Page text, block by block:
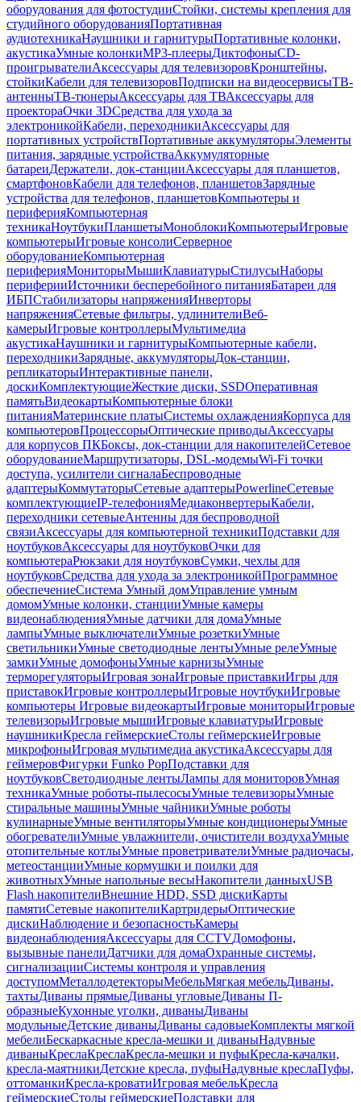
оборудования для фотостудииСтойки, системы крепления для
студийного оборудованияПортативная
аудиотехникаНаушники и гарнитурыПортативные колонки,
акустикаУмные колонкиMP3-плеерыДиктофоныCD-
проигрывателиАксессуары для телевизоровКронштейны,
стойкиКабели для телевизоровПодписки на видеосервисыТВ-
антенныТВ-тюнерыАксессуары для ТВАксессуары для
проектораОчки 3DСредства для ухода за
электроникойКабели, переходникиАксессуары для
портативных устройствПортативные аккумуляторыЭлементы
питания, зарядные устройстваАккумуляторные
батареиДержатели, док-станцииАксессуары для планшетов,
смартфоновКабели для телефонов, планшетовЗарядные
устройства для телефонов, планшетовКомпьютеры и
периферияКомпьютерная
техникаНоутбукиПланшетыМоноблокиКомпьютерыИгровые
компьютерыИгровые консолиСерверное
оборудованиеКомпьютерная
периферияМониторыМышиКлавиатурыСтилусыНаборы
периферииИсточники бесперебойного питанияБатареи для
ИБПСтабилизаторы напряженияИнверторы
напряженияСетевые фильтры, удлинителиВеб-
камерыИгровые контроллерыМультимедиа
акустикаНаушники и гарнитурыКомпьютерные кабели,
переходникиЗарядные, аккумуляторыДок-станции,
репликаторыИнтерактивные панели,
доскиКомплектующиеЖесткие диски, SSDОперативная
памятьВидеокартыКомпьютерные блоки
питанияМатеринские платыСистемы охлажденияКорпуса для
компьютеровПроцессорыОптические приводыАксессуары
для корпусов ПКБоксы, док-станции для накопителейСетевое
оборудованиеМаршрутизаторы, DSL-модемыWi-Fi точки
доступа, усилители сигналаБеспроводные
адаптерыКоммутаторыСетевые адаптерыPowerlineСетевые
комплектующиеIP-телефонияМедиаконвертерыКабели,
переходники сетевыеАнтенны для беспроводной
связиАксессуары для компьютерной техникиПодставки для
ноутбуковАксессуары для ноутбуковОчки для
компьютераРюкзаки для ноутбуковСумки, чехлы для
ноутбуковСредства для ухода за электроникойПрограммное
обеспечениеСистема Умный домУправление умным
домомУмные колонки, станцииУмные камеры
видеонаблюденияУмные датчики для домаУмные
лампыУмные выключателиУмные розеткиУмные
светильникиУмные светодиодные лентыУмные релеУмные
замкиУмные домофоныУмные карнизыУмные
терморегуляторыИгровая зонаИгровые приставкиИгры для
приставокИгровые контроллерыИгровые ноутбукиИгровые
компьютеры Игровые видеокартыИгровые мониторыИгровые
телевизорыИгровые мышиИгровые клавиатурыИгровые
наушникиКресла геймерскиеСтолы геймерскиеИгровые
микрофоныИгровая мультимедиа акустикаАксессуары для
геймеровФигурки Funko PopПодставки для
ноутбуковСветодиодные лентыЛампы для мониторовУмная
техникаУмные роботы-пылесосыУмные телевизорыУмные
стиральные машиныУмные чайникиУмные роботы
кулинарныеУмные вентиляторыУмные кондиционерыУмные
обогревателиУмные увлажнители, очистители воздухаУмные
отопительные котлыУмные проветривателиУмные радиочасы,
метеостанцииУмные кормушки и поилки для
животныхУмные напольные весыНакопители данныхUSB
Flash накопителиВнешние HDD, SSD дискиКарты
памятиСетевые накопителиКартридерыОптические
дискиНаблюдение и безопасностьКамеры
видеонаблюденияАксессуары для CCTVДомофоны,
вызывные панелиДатчики для домаОхранные системы,
сигнализацииСистемы контроля и управления
доступомМеталлодетекторыМебельМягкая мебельДиваны,
тахтыДиваны прямыеДиваны угловыеДиваны П-
образныеКухонные уголки, диваныДиваны
модульныеДетские диваныДиваны садовыеКомплекты мягкой
мебелиБескаркасные кресла-мешки и диваныНадувные
диваныКреслаКреслаКресла-мешки и пуфыКресла-качалки,
кресла-маятникиДетские кресла, пуфыНадувные креслаПуфы,
оттоманкиКресла-кроватиИгровая мебельКресла
геймерскиеСтолы геймерскиеПодставки для